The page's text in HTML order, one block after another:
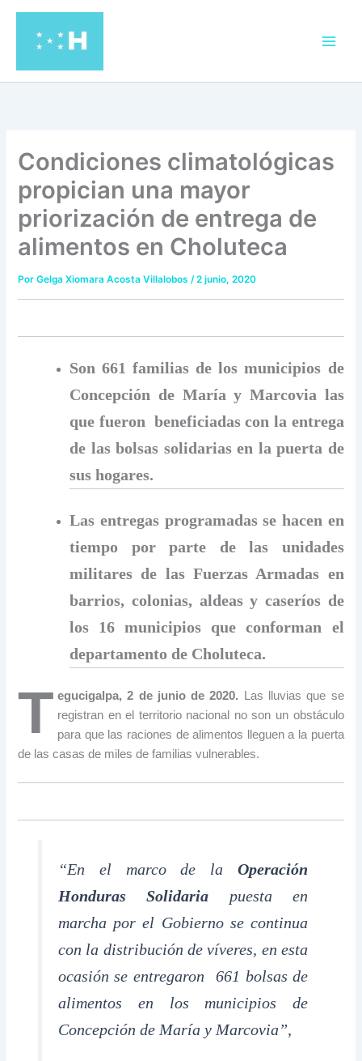
contenido
Condiciones climatológicas
propician una mayor
priorización de entrega de
alimentos en Choluteca
PorGelga Xiomara Acosta Villalobos/2 junio, 2020
Son 661 familias de los municipios de
Concepción de María y Marcovia las
que fueron beneficiadas con la entrega
de las bolsas solidarias en la puerta de
sus hogares.
Las entregas programadas se hacen en
tiempo por parte de las unidades
militares de las Fuerzas Armadas en
barrios, colonias, aldeas y caseríos de
los 16 municipios que conforman el
departamento de Choluteca.
T egucigalpa, 2 de junio de 2020. Las lluvias que se
registran en el territorio nacional no son un obstáculo
para que las raciones de alimentos lleguen a la puerta
de las casas de miles de familias vulnerables.
“En el marco de laOperación
Honduras Solidaria puesta en
marcha por el Gobierno se continua
con la distribución de víveres, en esta
ocasión se entregaron 661 bolsas de
alimentos en los municipios de
Concepción de María y Marcovia”,